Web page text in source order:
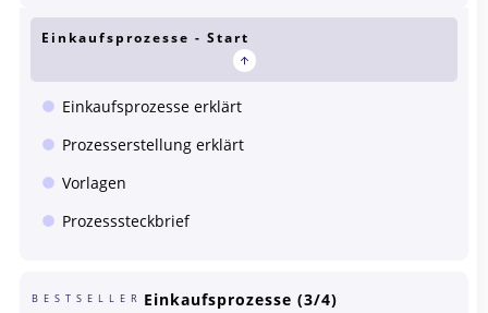
Einkaufsprozesse - Start
Einkaufsprozesse erklärt
Prozesserstellung erklärt
Vorlagen
Prozesssteckbrief
BESTSELLER Einkaufsprozesse (3/4)